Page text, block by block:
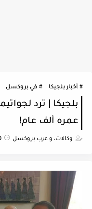
أخبار بلجيكا في بروكسل
بلجيكا | ترد
عمره ألف عام!
وكالات، و عرب بروكسل 10